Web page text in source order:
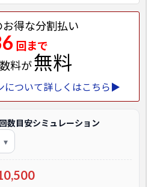
お得な分割払い
回まで
料が無料
について詳しくはこちら▶
数目安シミュレーション